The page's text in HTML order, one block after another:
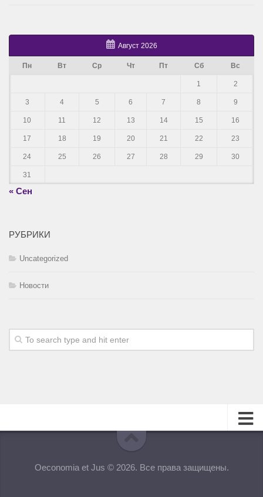
Август 2026
Пн Вт Ср Чт Пт Сб Вс
1 2
3 4 5 6 7 8 9
10 11 12 13 14 15 16
17 18 19 20 21 22 23
24 25 26 27 28 29 30
31
« Сен
РУБРИКИ
Uncategorized
Новости
Редакционная коллегия
Oeconomia et Jus © 2026. Все права защищены.